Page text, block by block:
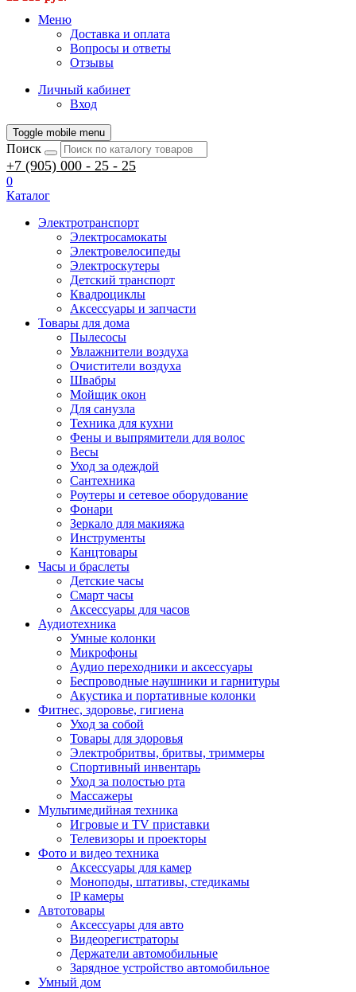
Меню
Доставка и оплата
Вопросы и ответы
Отзывы
Личный кабинет
Вход
Toggle mobile menu
Поиск
+7 (905) 000 - 25 - 25
0
Каталог
Электротранспорт
Электросамокаты
Электровелосипеды
Электроскутеры
Детский транспорт
Квадроциклы
Аксессуары и запчасти
Товары для дома
Пылесосы
Увлажнители воздуха
Очистители воздуха
Швабры
Мойщик окон
Для санузла
Техника для кухни
Фены и выпрямители для волос
Весы
Уход за одеждой
Сантехника
Роутеры и сетевое оборудование
Фонари
Зеркало для макияжа
Инструменты
Канцтовары
Часы и браслеты
Детские часы
Смарт часы
Аксессуары для часов
Аудиотехника
Умные колонки
Микрофоны
Аудио переходники и аксессуары
Беспроводные наушники и гарнитуры
Акустика и портативные колонки
Фитнес, здоровье, гигиена
Уход за собой
Товары для здоровья
Электробритвы, бритвы, триммеры
Спортивный инвентарь
Уход за полостью рта
Массажеры
Мультимедийная техника
Игровые и TV приставки
Телевизоры и проекторы
Фото и видео техника
Аксессуары для камер
Моноподы, штативы, стедикамы
IP камеры
Автотовары
Аксессуары для авто
Видеорегистраторы
Держатели автомобильные
Зарядное устройство автомобильное
Умный дом